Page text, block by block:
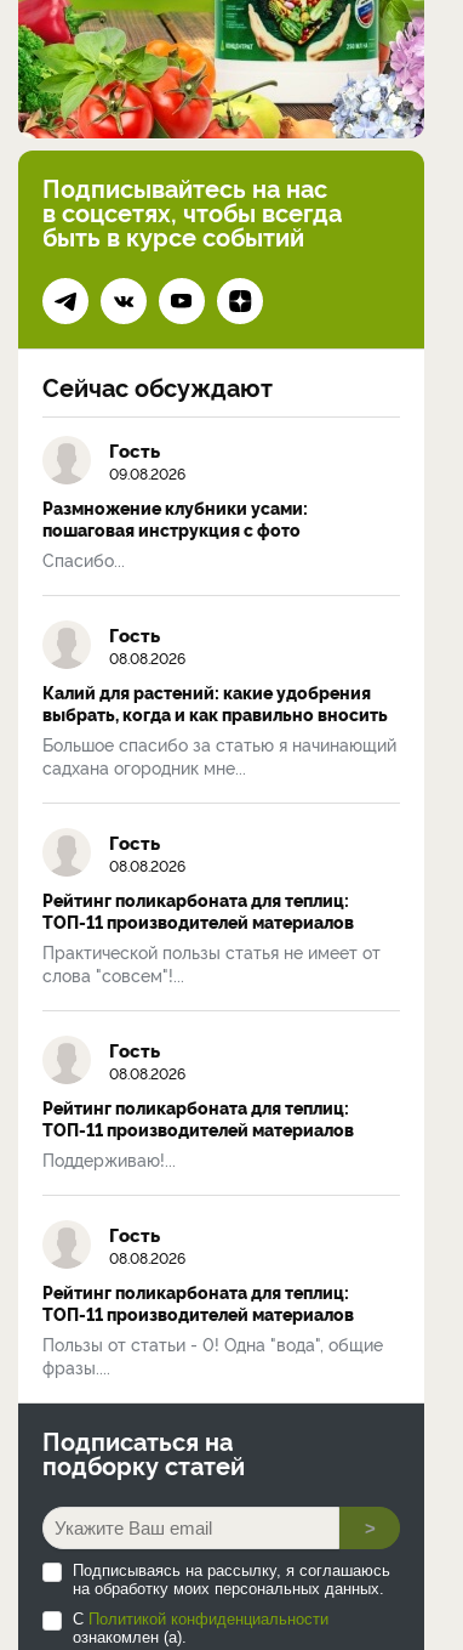
Подписывайтесь на нас
в соцсетях, чтобы всегда
быть в курсе событий
Сейчас обсуждают
Гость
09.08.2026
Размножение клубники усами:
пошаговая инструкция с фото
Спасибо...
Гость
08.08.2026
Калий для растений: какие удобрения
выбрать, когда и как правильно вносить
Большое спасибо за статью я начинающий
садхана огородник мне...
Гость
08.08.2026
Рейтинг поликарбоната для теплиц:
ТОП-11 производителей материалов
Практической пользы статья не имеет от
слова "совсем"!...
Гость
08.08.2026
Рейтинг поликарбоната для теплиц:
ТОП-11 производителей материалов
Поддерживаю!...
Гость
08.08.2026
Рейтинг поликарбоната для теплиц:
ТОП-11 производителей материалов
Пользы от статьи - 0! Одна "вода", общие
фразы....
Подписаться на
подборку статей
>
Подписываясь на рассылку, я соглашаюсь
на обработку моих персональных данных.
С Политикой конфиденциальности
ознакомлен (а).